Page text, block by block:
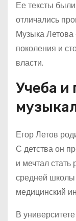
Ее тексты
отличались
Музыка Летова
поколения и
власти.
Учеба и
Егор Летов
С детства он
и мечтал
средней школы
медицинский
В